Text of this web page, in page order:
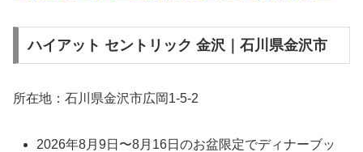
ハイアット セントリック 金沢｜石川県金沢市
所在地：石川県金沢市広岡1-5-2
2026年8月9日〜8月16日のお盆限定でディナーブッ